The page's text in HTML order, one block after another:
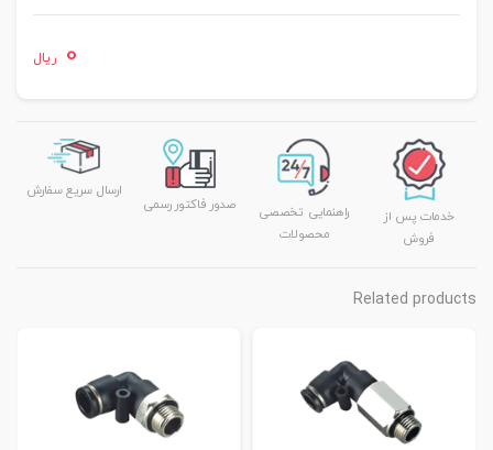
0 ریال
خدمات پس از
فروش
راهنمایی تخصصی
محصولات
صدور فاکتور رسمی
ارسال سریع سفارش
Related products